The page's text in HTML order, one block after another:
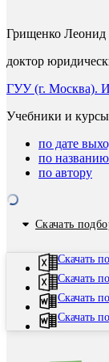
Грищенко
доктор
ГУУ (г. Москва).
Учебники и курсы
по дате
по названию
по автору
Скачать
Скачать
Скачать
Скачать
Скачать